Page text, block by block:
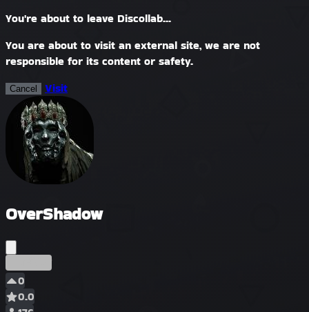
You're about to leave Discollab...
You are about to visit an external site, we are not
responsible for its content or safety.
Cancel Visit
OverShadow
0
0.0